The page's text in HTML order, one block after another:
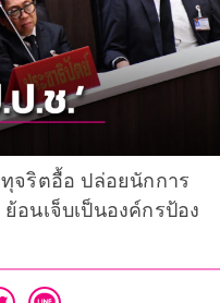
จริตอื้อ ปล่อยนักการ
ย้อนเจ็บเป็นองค์กรป้อง